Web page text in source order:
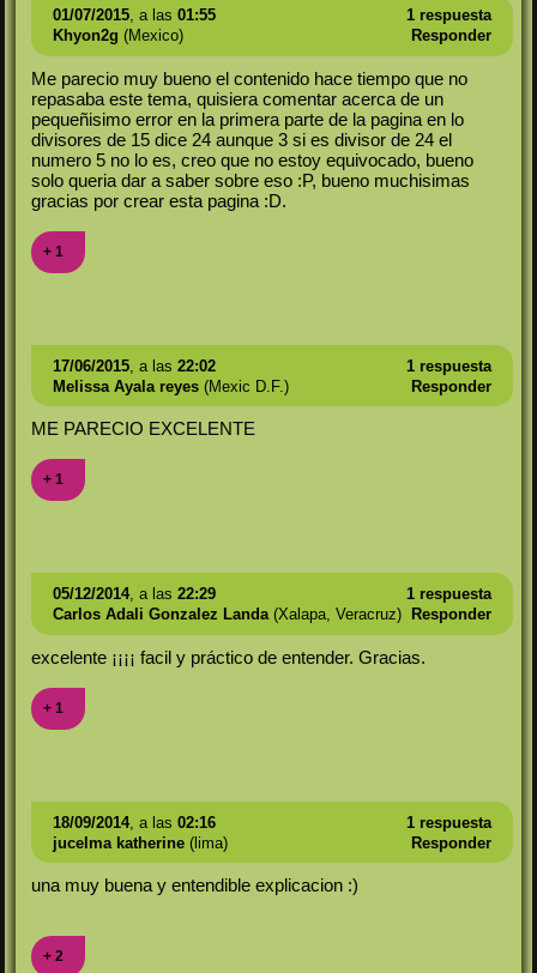
01/07/2015, a las 01:55
1 respuesta
Khyon2g (Mexico) Responder
Me parecio muy bueno el contenido hace tiempo que no
repasaba este tema, quisiera comentar acerca de un
pequeñisimo error en la primera parte de la pagina en lo
divisores de 15 dice 24 aunque 3 si es divisor de 24 el
numero 5 no lo es, creo que no estoy equivocado, bueno
solo queria dar a saber sobre eso :P, bueno muchisimas
gracias por crear esta pagina :D.
+ 1
17/06/2015, a las 22:02
1 respuesta
Melissa Ayala reyes(Mexic D.F.) Responder
ME PARECIO EXCELENTE
+ 1
05/12/2014, a las 22:29
1 respuesta
Carlos Adali Gonzalez Landa(Xalapa, Veracruz) Responder
excelente ¡¡¡¡ facil y práctico de entender. Gracias.
+ 1
18/09/2014, a las 02:16
1 respuesta
jucelma katherine(lima) Responder
una muy buena y entendible explicacion :)
+ 2